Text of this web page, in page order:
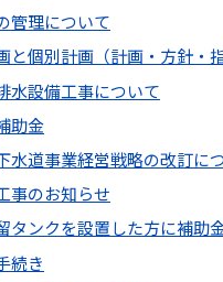
管理について
と個別計画（計画・方針・
水設備工事について
助金
水道事業経営戦略の改訂に
事のお知らせ
タンクを設置した方に補助
続き